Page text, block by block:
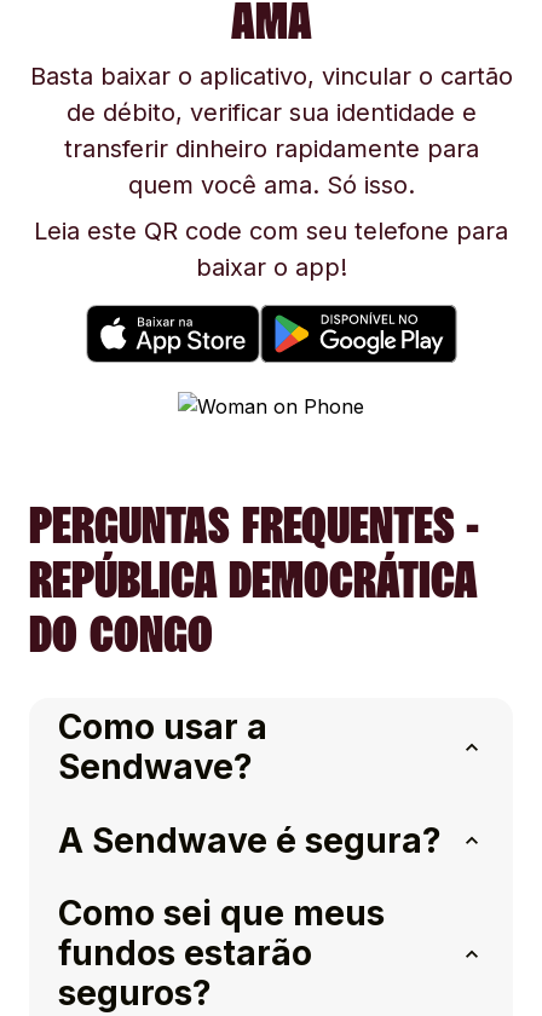
AMA
Basta baixar o aplicativo, vincular o cartão
de débito, verificar sua identidade e
transferir dinheiro rapidamente para
quem você ama. Só isso.
Leia este QR code com seu telefone para
baixar o app!
PERGUNTAS FREQUENTES -
REPÚBLICA DEMOCRÁTICA
DO CONGO
Como usar a
Sendwave?
A Sendwave é segura?
Como sei que meus
fundos estarão
seguros?